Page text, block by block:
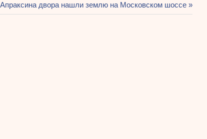
двора нашли землю на Московском шоссе